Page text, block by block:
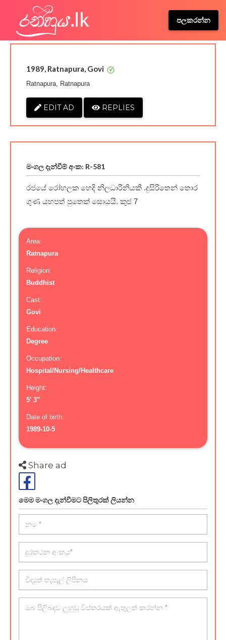
පලකරන්න
1989, Ratnapura, Govi
Ratnapura, Ratnapura
EDIT AD REPLIES
මංගල දැන්වීම් අංක: R-581
රජයේ රෝහලක හෙදි නිලධාරීනියකී .දුසිරිතෙන් තොර
ගුණ යහපත් පුතෙක් සොයයි. කුජ 7
Area:
Ratnapura
Religion:
Buddhist
Cast:
Govi
Education:
Degree
Occupation:
Hospital/Nursing/Healthcare
Height:
5' 3''
Date of birth:
1989-10-5
Share ad
මෙම මංගල දැන්වීමට පිලිතුරක් ලියන්න